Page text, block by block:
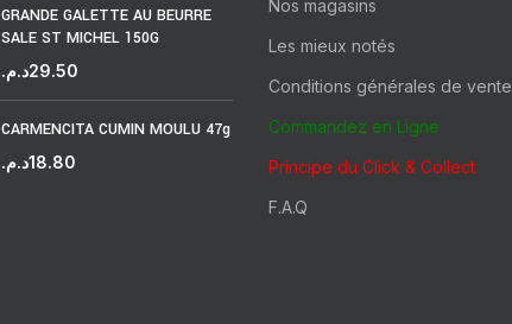
GRANDE GALETTE AU BEURRE
SALE ST MICHEL 150G
29.50د.م.
CARMENCITA CUMIN MOULU 47g
18.80د.م.
Nos magasins
Les mieux notés
Conditions générales de vente
Commandez en Ligne
Principe du Click & Collect
F.A.Q